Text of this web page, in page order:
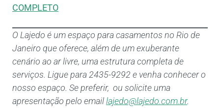
COMPLETO
O Lajedo é um espaço para casamentos no Rio de
Janeiro que oferece, além de um exuberante
cenário ao ar livre, uma estrutura completa de
serviços. Ligue para 2435-9292 e venha conhecer o
nosso espaço. Se preferir, ou solicite uma
apresentação pelo emaillajedo@lajedo.com.br.